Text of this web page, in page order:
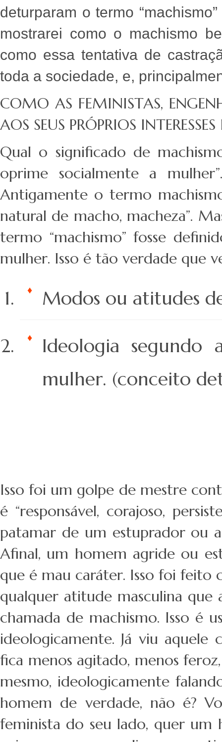
deturparam o termo
mostrarei como o machismo
como essa tentativa de
toda a sociedade, e,
COMO AS FEMINISTAS,
AOS SEUS PRÓPRIOS
Qual o significado de
oprime socialmente a
Antigamente o termo
natural de macho, macheza”.
termo “machismo” fosse
mulher. Isso é tão verdade que
Modos ou atitudes
Ideologia
mulher. (conceito
Isso foi um golpe de mestre
é “responsável, corajoso,
patamar de um estuprador ou
Afinal, um homem agride ou
que é mau caráter. Isso foi
qualquer atitude masculina que
chamada de machismo. Isso é
ideologicamente. Já viu
fica menos agitado, menos
mesmo, ideologicamente
homem de verdade, não é?
feminista do seu lado, quer um